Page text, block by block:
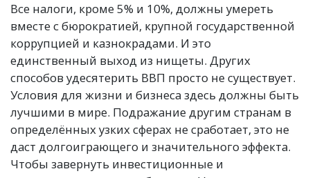
Все налоги, кроме 5% и 10%, должны умереть
вместе с бюрократией, крупной государственной
коррупцией и казнокрадами. И это
единственный выход из нищеты. Других
способов удесятерить ВВП просто не существует.
Условия для жизни и бизнеса здесь должны быть
лучшими в мире. Подражание другим странам в
определённых узких сферах не сработает, это не
даст долгоиграющего и значительного эффекта.
Чтобы завернуть инвестиционные и